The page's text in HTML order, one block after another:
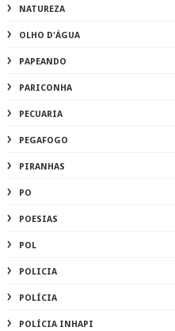
NATUREZA
OLHO D'ÁGUA
PAPEANDO
PARICONHA
PECUARIA
PEGAFOGO
PIRANHAS
PO
POESIAS
POL
POLICIA
POLÍCIA
POLÍCIA INHAPI